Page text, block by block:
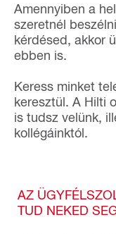
Amennyiben a
szeretnél
kérdésed, akkor
ebben is.
Keress minket
keresztül. A Hilti
is tudsz velünk,
kollégáinktól.
AZ
TUD NEKED